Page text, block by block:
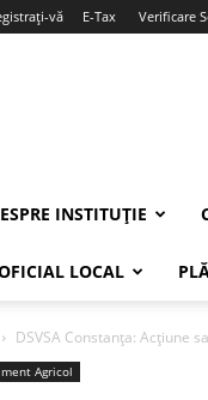
vă E-Tax Verificare
INSTITUȚIE
LOCAL
DSVSA Constanța: Acțiune
Agricol